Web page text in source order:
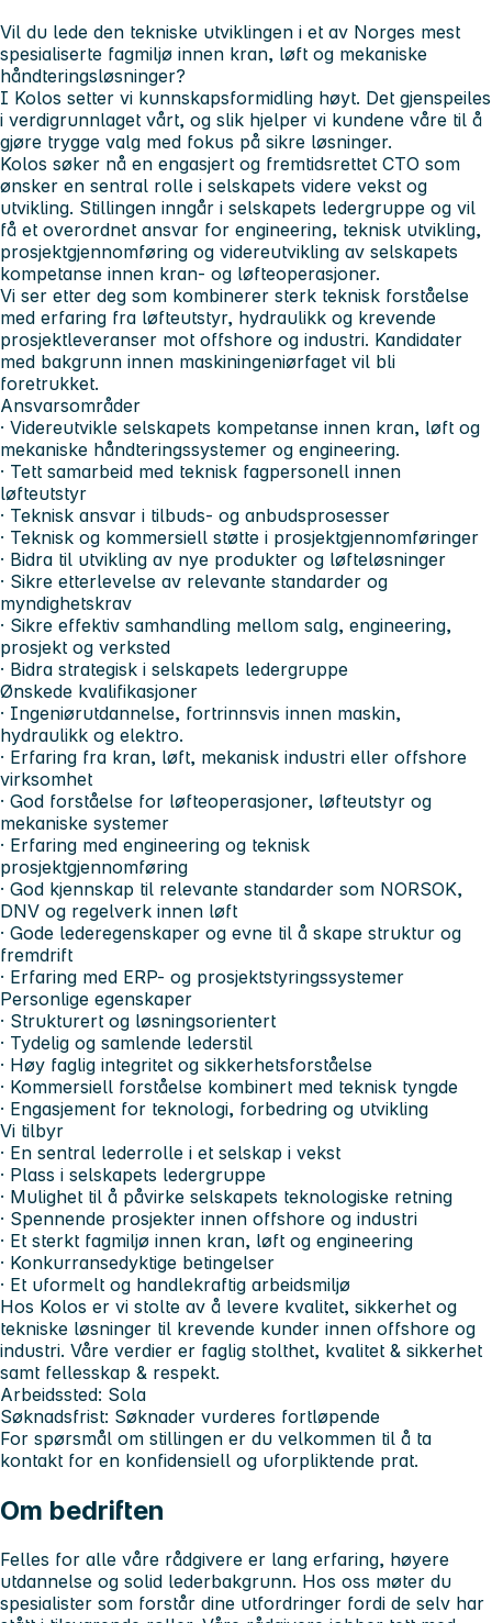
Vil du lede den tekniske utviklingen i et av Norges mest
spesialiserte fagmiljø innen kran, løft og mekaniske
håndteringsløsninger?
I Kolos setter vi kunnskapsformidling høyt. Det gjenspeiles
i verdigrunnlaget vårt, og slik hjelper vi kundene våre til å
gjøre trygge valg med fokus på sikre løsninger.
Kolos søker nå en engasjert og fremtidsrettet CTO som
ønsker en sentral rolle i selskapets videre vekst og
utvikling. Stillingen inngår i selskapets ledergruppe og vil
få et overordnet ansvar for engineering, teknisk utvikling,
prosjektgjennomføring og videreutvikling av selskapets
kompetanse innen kran- og løfteoperasjoner.
Vi ser etter deg som kombinerer sterk teknisk forståelse
med erfaring fra løfteutstyr, hydraulikk og krevende
prosjektleveranser mot offshore og industri. Kandidater
med bakgrunn innen maskiningeniørfaget vil bli
foretrukket.
Ansvarsområder
· Videreutvikle selskapets kompetanse innen kran, løft og
mekaniske håndteringssystemer og engineering.
· Tett samarbeid med teknisk fagpersonell innen
løfteutstyr
· Teknisk ansvar i tilbuds- og anbudsprosesser
· Teknisk og kommersiell støtte i prosjektgjennomføringer
· Bidra til utvikling av nye produkter og løfteløsninger
· Sikre etterlevelse av relevante standarder og
myndighetskrav
· Sikre effektiv samhandling mellom salg, engineering,
prosjekt og verksted
· Bidra strategisk i selskapets ledergruppe
Ønskede kvalifikasjoner
· Ingeniørutdannelse, fortrinnsvis innen maskin,
hydraulikk og elektro.
· Erfaring fra kran, løft, mekanisk industri eller offshore
virksomhet
· God forståelse for løfteoperasjoner, løfteutstyr og
mekaniske systemer
· Erfaring med engineering og teknisk
prosjektgjennomføring
· God kjennskap til relevante standarder som NORSOK,
DNV og regelverk innen løft
· Gode lederegenskaper og evne til å skape struktur og
fremdrift
· Erfaring med ERP- og prosjektstyringssystemer
Personlige egenskaper
· Strukturert og løsningsorientert
· Tydelig og samlende lederstil
· Høy faglig integritet og sikkerhetsforståelse
· Kommersiell forståelse kombinert med teknisk tyngde
· Engasjement for teknologi, forbedring og utvikling
Vi tilbyr
· En sentral lederrolle i et selskap i vekst
· Plass i selskapets ledergruppe
· Mulighet til å påvirke selskapets teknologiske retning
· Spennende prosjekter innen offshore og industri
· Et sterkt fagmiljø innen kran, løft og engineering
· Konkurransedyktige betingelser
· Et uformelt og handlekraftig arbeidsmiljø
Hos Kolos er vi stolte av å levere kvalitet, sikkerhet og
tekniske løsninger til krevende kunder innen offshore og
industri. Våre verdier er faglig stolthet, kvalitet & sikkerhet
samt fellesskap & respekt.
Arbeidssted: Sola
Søknadsfrist: Søknader vurderes fortløpende
For spørsmål om stillingen er du velkommen til å ta
kontakt for en konfidensiell og uforpliktende prat.
Om bedriften
Felles for alle våre rådgivere er lang erfaring, høyere
utdannelse og solid lederbakgrunn. Hos oss møter du
spesialister som forstår dine utfordringer fordi de selv har